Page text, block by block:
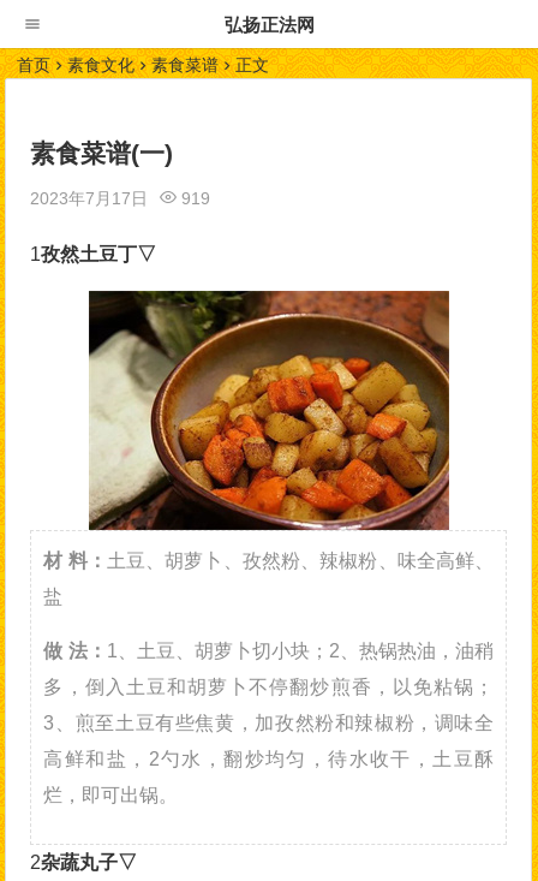
弘扬正法网
首页 素食文化 素食菜谱 正文
素食菜谱(一)
2023年7月17日 919
1孜然土豆丁▽
材 料： 土豆、胡萝卜、孜然粉、辣椒粉、味全高鲜、
盐
做 法： 1、土豆、胡萝卜切小块；2、热锅热油，油稍
多，倒入土豆和胡萝卜不停翻炒煎香，以免粘锅；
3、煎至土豆有些焦黄，加孜然粉和辣椒粉，调味全
高鲜和盐，2勺水，翻炒均匀，待水收干，土豆酥
烂，即可出锅。
2杂蔬丸子▽